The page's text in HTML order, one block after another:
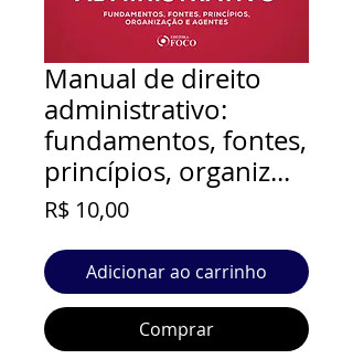
Manual de direito
administrativo:
fundamentos, fontes,
princípios, organiz...
R$ 10,00Preço
Adicionar ao carrinho
Comprar